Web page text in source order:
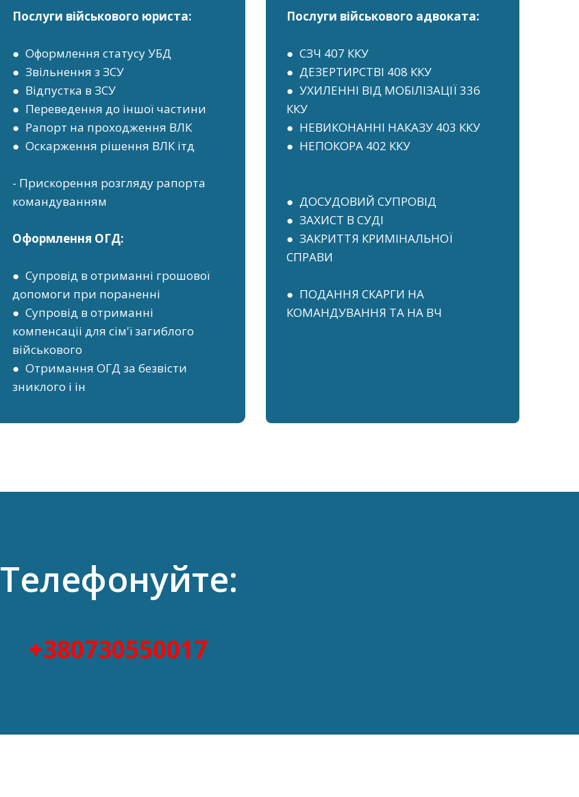
Послуги військового юриста:
● Оформлення статусу УБД
● Звільнення з ЗСУ
● Відпустка в ЗСУ
● Переведення до іншої частини
● Рапорт на проходження ВЛК
● Оскарження рішення ВЛК ітд
- Прискорення розгляду рапорта
командуванням
Оформлення ОГД:
● Супровід в отриманні грошової
допомоги при пораненні
● Супровід в отриманні
компенсаціі для сім'ї загиблого
військового
● Отримання ОГД за безвісти
зниклого і ін
Послуги військового адвоката:
● СЗЧ 407 ККУ
● ДЕЗЕРТИРСТВІ 408 ККУ
● УХИЛЕННІ ВІД МОБІЛІЗАЦІЇ 336
ККУ
● НЕВИКОНАННІ НАКАЗУ 403 ККУ
● НЕПОКОРА 402 ККУ
● ДОСУДОВИЙ СУПРОВІД
● ЗАХИСТ В СУДІ
● ЗАКРИТТЯ КРИМІНАЛЬНОЇ
СПРАВИ
● ПОДАННЯ СКАРГИ НА
КОМАНДУВАННЯ ТА НА ВЧ
Телефонуйте:
+380730550017